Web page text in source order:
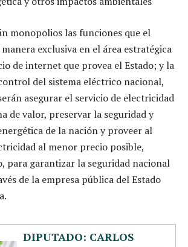
monopolios las funciones que el
exclusiva en el área estratégica
de internet que provea el Estado; y la
del sistema eléctrico nacional,
asegurar el servicio de electricidad
de valor, preservar la seguridad y
de la nación y proveer al
al menor precio posible,
para garantizar la seguridad nacional
de la empresa pública del Estado
DIPUTADO: CARLOS